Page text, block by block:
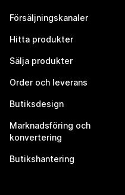
Försäljningskanaler
Hitta produkter
Sälja produkter
Order och leverans
Butiksdesign
Marknadsföring och
konvertering
Butikshantering